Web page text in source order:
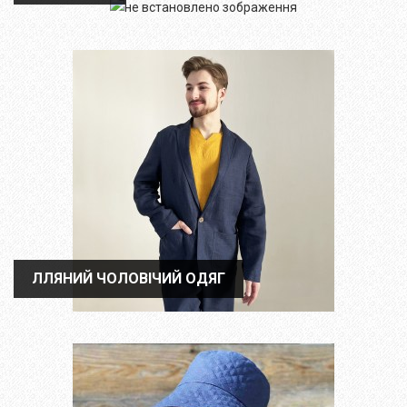
ЛЛЯНИЙ ЧОЛОВІЧИЙ ОДЯГ
ЛЛЯНИЙ ЧОЛОВІЧИЙ ОДЯГ